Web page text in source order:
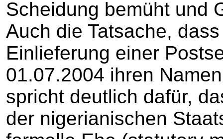
Scheidung bemüht und
Auch die Tatsache,
Einlieferung einer
01.07.2004 ihren
spricht deutlich dafür,
der nigerianischen